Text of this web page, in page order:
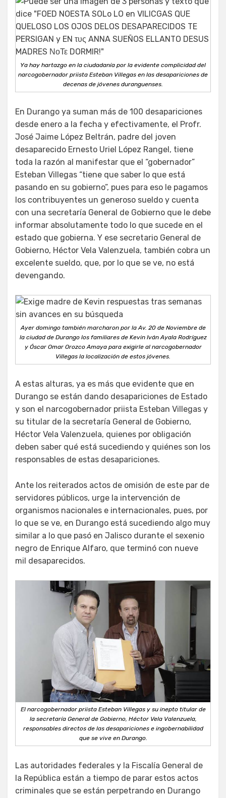
Ya hay hartazgo en la ciudadanía por la evidente complicidad del
narcogobernador priista Esteban Villegas en las desapariciones de
decenas de jóvenes duranguenses.
En Durango ya suman más de 100 desapariciones
desde enero a la fecha y efectivamente, el Profr.
José Jaime López Beltrán, padre del joven
desaparecido Ernesto Uriel López Rangel, tiene
toda la razón al manifestar que el “gobernador”
Esteban Villegas “tiene que saber lo que está
pasando en su gobierno”, pues para eso le pagamos
los contribuyentes un generoso sueldo y cuenta
con una secretaría General de Gobierno que le debe
informar absolutamente todo lo que sucede en el
estado que gobierna. Y ese secretario General de
Gobierno, Héctor Vela Valenzuela, también cobra un
excelente sueldo, que, por lo que se ve, no está
devengando.
Ayer domingo también marcharon por la Av. 20 de Noviembre de
la ciudad de Durango los familiares de Kevin Iván Ayala Rodríguez
y Óscar Omar Orozco Amaya para exigirle al narcogobernador
Villegas la localización de estos jóvenes.
A estas alturas, ya es más que evidente que en
Durango se están dando desapariciones de Estado
y son el narcogobernador priista Esteban Villegas y
su titular de la secretaría General de Gobierno,
Héctor Vela Valenzuela, quienes por obligación
deben saber qué está sucediendo y quiénes son los
responsables de estas desapariciones.
Ante los reiterados actos de omisión de este par de
servidores públicos, urge la intervención de
organismos nacionales e internacionales, pues, por
lo que se ve, en Durango está sucediendo algo muy
similar a lo que pasó en Jalisco durante el sexenio
negro de Enrique Alfaro, que terminó con nueve
mil desaparecidos.
El narcogobernador priista Esteban Villegas y su inepto titular de
la secretaría General de Gobierno, Héctor Vela Valenzuela,
responsables directos de las desapariciones e ingobernabilidad
que se vive en Durango.
Las autoridades federales y la Fiscalía General de
la República están a tiempo de parar estos actos
criminales que se están perpetrando en Durango